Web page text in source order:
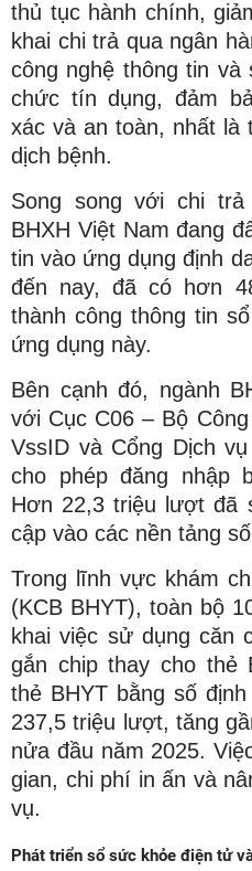
thủ tục hành chính,
khai chi trả qua ngân
công nghệ thông tin
chức tín dụng, đảm
xác và an toàn, nhất là
dịch bệnh.
Song song với chi
BHXH Việt Nam đang
tin vào ứng dụng định
đến nay, đã có hơn
thành công thông tin
ứng dụng này.
Bên cạnh đó, ngành
với Cục C06 – Bộ
VssID và Cổng Dịch
cho phép đăng nhập
Hơn 22,3 triệu lượt đã
cập vào các nền tảng
Trong lĩnh vực khám
(KCB BHYT), toàn bộ
khai việc sử dụng căn
gắn chip thay cho thẻ
thẻ BHYT bằng số
237,5 triệu lượt, tăng
nửa đầu năm 2025.
gian, chi phí in ấn và
vụ.
Phát triển sổ sức khỏe điện tử